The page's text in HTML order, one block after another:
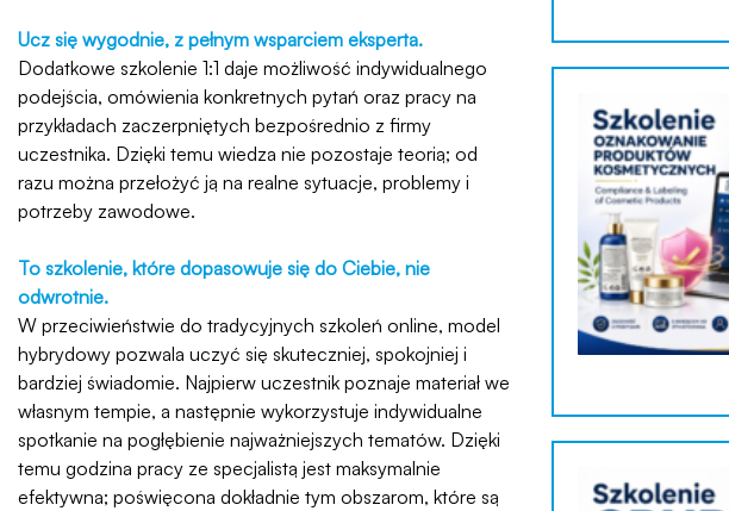
Ucz się wygodnie, z pełnym wsparciem eksperta.
Dodatkowe szkolenie 1:1 daje możliwość indywidualnego
podejścia, omówienia konkretnych pytań oraz pracy na
przykładach zaczerpniętych bezpośrednio z firmy
uczestnika. Dzięki temu wiedza nie pozostaje teorią; od
razu można przełożyć ją na realne sytuacje, problemy i
potrzeby zawodowe.
To szkolenie, które dopasowuje się do Ciebie, nie
odwrotnie.
W przeciwieństwie do tradycyjnych szkoleń online, model
hybrydowy pozwala uczyć się skuteczniej, spokojniej i
bardziej świadomie. Najpierw uczestnik poznaje materiał we
własnym tempie, a następnie wykorzystuje indywidualne
spotkanie na pogłębienie najważniejszych tematów. Dzięki
temu godzina pracy ze specjalistą jest maksymalnie
efektywna; poświęcona dokładnie tym obszarom, które są